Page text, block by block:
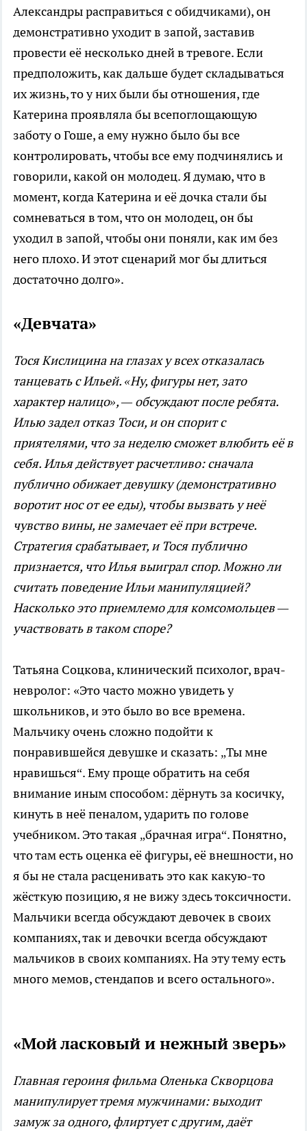
Александры расправиться с обидчиками), он
демонстративно уходит в запой, заставив
провести её несколько дней в тревоге. Если
предположить, как дальше будет складываться
их жизнь, то у них были бы отношения, где
Катерина проявляла бы всепоглощающую
заботу о Гоше, а ему нужно было бы все
контролировать, чтобы все ему подчинялись и
говорили, какой он молодец. Я думаю, что в
момент, когда Катерина и её дочка стали бы
сомневаться в том, что он молодец, он бы
уходил в запой, чтобы они поняли, как им без
него плохо. И этот сценарий мог бы длиться
достаточно долго».
«Девчата»
Тося Кислицина на глазах у всех отказалась
танцевать с Ильей. «Ну, фигуры нет, зато
характер налицо», — обсуждают после ребята.
Илью задел отказ Тоси, и он спорит с
приятелями, что за неделю сможет влюбить её в
себя. Илья действует расчетливо: сначала
публично обижает девушку (демонстративно
воротит нос от ее еды), чтобы вызвать у неё
чувство вины, не замечает её при встрече.
Стратегия срабатывает, и Тося публично
признается, что Илья выиграл спор. Можно ли
считать поведение Ильи манипуляцией?
Насколько это приемлемо для комсомольцев —
участвовать в таком споре?
Татьяна Соцкова, клинический психолог, врач-
невролог: «Это часто можно увидеть у
школьников, и это было во все времена.
Мальчику очень сложно подойти к
понравившейся девушке и сказать: „Ты мне
нравишься“. Ему проще обратить на себя
внимание иным способом: дёрнуть за косичку,
кинуть в неё пеналом, ударить по голове
учебником. Это такая „брачная игра“. Понятно,
что там есть оценка её фигуры, её внешности, но
я бы не стала расценивать это как какую-то
жёсткую позицию, я не вижу здесь токсичности.
Мальчики всегда обсуждают девочек в своих
компаниях, так и девочки всегда обсуждают
мальчиков в своих компаниях. На эту тему есть
много мемов, стендапов и всего остального».
«Мой ласковый и нежный зверь»
Главная героиня фильма Оленька Скворцова
манипулирует тремя мужчинами: выходит
замуж за одного, флиртует с другим, даёт